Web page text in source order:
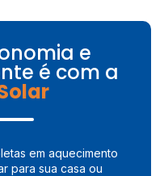
e
é com a
em aquecimento
para sua casa ou